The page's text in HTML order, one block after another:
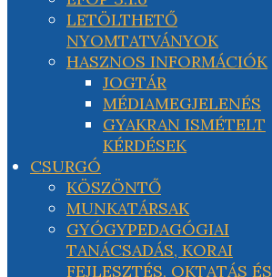
LETÖLTHETŐ
NYOMTATVÁNYOK
HASZNOS INFORMÁCIÓK
JOGTÁR
MÉDIAMEGJELENÉS
GYAKRAN ISMÉTELT
KÉRDÉSEK
CSURGÓ
KÖSZÖNTŐ
MUNKATÁRSAK
GYÓGYPEDAGÓGIAI
TANÁCSADÁS, KORAI
FEJLESZTÉS, OKTATÁS ÉS